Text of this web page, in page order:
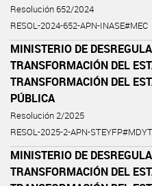
Resolución 652/2024
RESOL-2024-652-APN-INASE#MEC
MINISTERIO DE
TRANSFORMACIÓN DEL
TRANSFORMACIÓN DEL
PÚBLICA
Resolución 2/2025
RESOL-2025-2-APN-
MINISTERIO DE
TRANSFORMACIÓN DEL